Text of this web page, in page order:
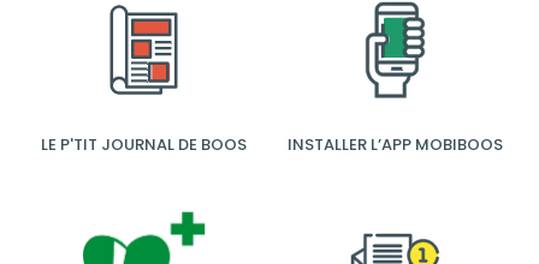
LE P'TIT JOURNAL DE BOOS INSTALLER L’APP MOBIBOOS